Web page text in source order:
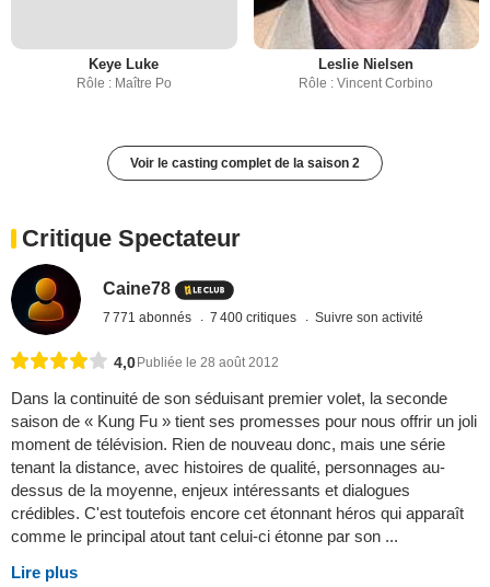
Keye Luke
Rôle : Maître Po
Leslie Nielsen
Rôle : Vincent Corbino
Voir le casting complet de la saison 2
Critique Spectateur
Caine78
7 771 abonnés 7 400 critiques Suivre son activité
4,0Publiée le 28 août 2012
Dans la continuité de son séduisant premier volet, la seconde
saison de « Kung Fu » tient ses promesses pour nous offrir un joli
moment de télévision. Rien de nouveau donc, mais une série
tenant la distance, avec histoires de qualité, personnages au-
dessus de la moyenne, enjeux intéressants et dialogues
crédibles. C'est toutefois encore cet étonnant héros qui apparaît
comme le principal atout tant celui-ci étonne par son ...
Lire plus